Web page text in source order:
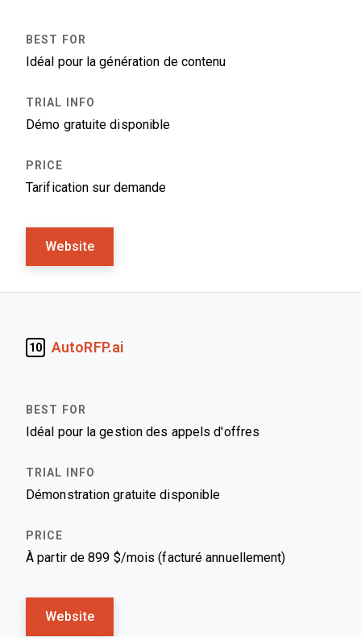
Idéal pour la génération de contenu
Démo gratuite disponible
Tarification sur demande
Website
10 AutoRFP.ai
Idéal pour la gestion des appels d'offres
Démonstration gratuite disponible
À partir de 899 $/mois (facturé annuellement)
Website